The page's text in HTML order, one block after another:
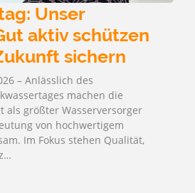
Unser
aktiv schützen
sichern
– Anlässlich des
machen die
als größter Wasserversorger
von hochwertigem
Im Fokus stehen Qualität,